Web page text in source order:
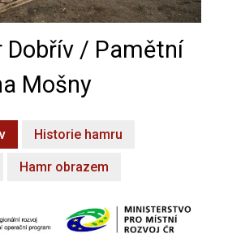
Dobřív / Pamětní
Mošny
Historie hamru
Hamr obrazem